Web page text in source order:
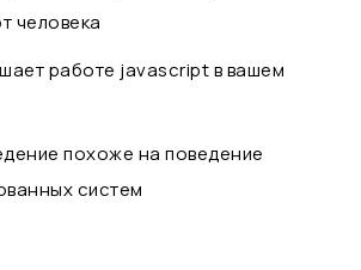
человека
работе javascript в вашем
похоже на поведение
систем